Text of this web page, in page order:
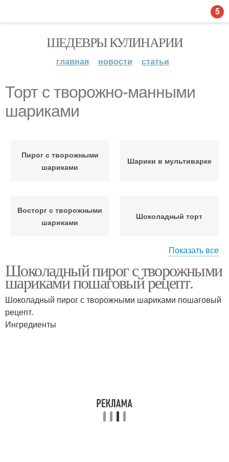
ШЕДЕВРЫ КУЛИНАРИИ
главная новости статьи
Торт с творожно-манными
шариками
Пирог с творожными
шариками
Шарики в мультиварке
Восторг с творожными
шариками
Шоколадный торт
Торт с творожными
шариками
Оригинальный торт
Торт с творожно-
Показать все
Шоколадный пирог с творожными
шариками пошаговый рецепт.
Шоколадный пирог с творожными шариками пошаговый
рецепт.
Ингредиенты
5